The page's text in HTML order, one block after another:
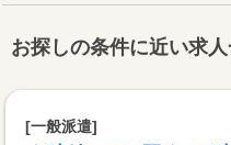
お探しの条件に近い求
[一般派遣]